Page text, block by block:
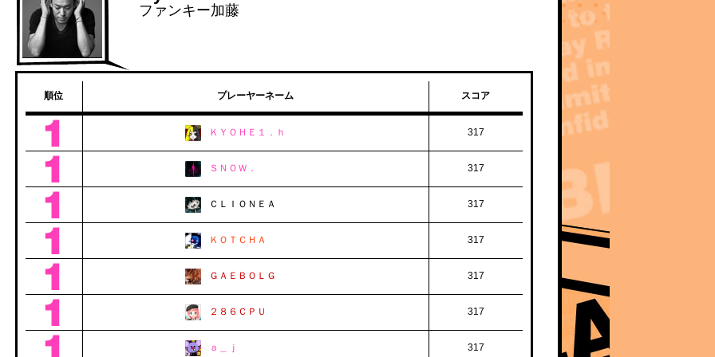
ファンキー加藤
順位 プレーヤーネーム スコア
ＫＹＯＨＥ１．ｈ 317
ＳＮＯＷ． 317
ＣＬＩＯＮＥＡ 317
ＫＯＴＣＨＡ 317
ＧＡＥＢＯＬＧ 317
２８６ＣＰＵ 317
ａ＿ｊ 317